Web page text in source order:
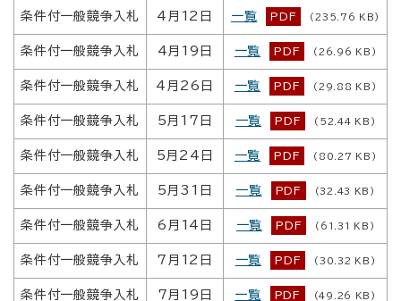
条件付一般競争入札 4月12日 一覧 PDF (235.76 KB)
条件付一般競争入札 4月19日 一覧 PDF (26.96 KB)
条件付一般競争入札 4月26日 一覧 PDF (29.88 KB)
条件付一般競争入札 5月17日 一覧 PDF (52.44 KB)
条件付一般競争入札 5月24日 一覧 PDF (80.27 KB)
条件付一般競争入札 5月31日 一覧 PDF (32.43 KB)
条件付一般競争入札 6月14日 一覧 PDF (61.31 KB)
条件付一般競争入札 7月12日 一覧 PDF (30.32 KB)
条件付一般競争入札 7月19日 一覧 PDF (49.26 KB)